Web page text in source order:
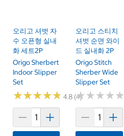
오리고 셔벗 자
수 오픈형 실내
화 세트2P
Origo Sherbert
Indoor Slipper
Set
★★★★★
★★★★★ 4.8 (4)
오리고 스티치
셔벗 순면 와이
드 실내화 2P
Origo Stitch
Sherber Wide
Slipper Set
★★★★★
★★★★★